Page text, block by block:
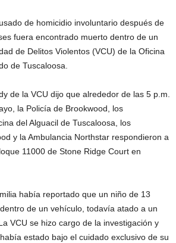
de homicidio involuntario después de
fuera encontrado muerto dentro de un
de Delitos Violentos (VCU) de la Oficina
de Tuscaloosa.
de la VCU dijo que alrededor de las 5 p.m.
la Policía de Brookwood, los
del Alguacil de Tuscaloosa, los
y la Ambulancia Northstar respondieron a
11000 de Stone Ridge Court en
había reportado que un niño de 13
de un vehículo, todavía atado a un
VCU se hizo cargo de la investigación y
estado bajo el cuidado exclusivo de su